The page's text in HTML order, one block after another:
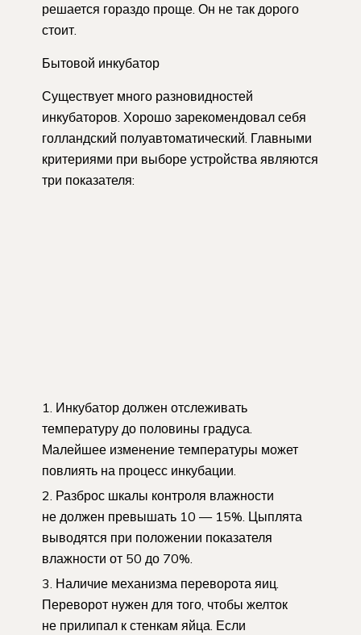
решается гораздо проще. Он не так дорого
стоит.
Бытовой инкубатор
Существует много разновидностей
инкубаторов. Хорошо зарекомендовал себя
голландский полуавтоматический. Главными
критериями при выборе устройства являются
три показателя:
Инкубатор должен отслеживать
температуру до половины градуса.
Малейшее изменение температуры может
повлиять на процесс инкубации.
Разброс шкалы контроля влажности
не должен превышать 10 — 15%. Цыплята
выводятся при положении показателя
влажности от 50 до 70%.
Наличие механизма переворота яиц.
Переворот нужен для того, чтобы желток
не прилипал к стенкам яйца. Если